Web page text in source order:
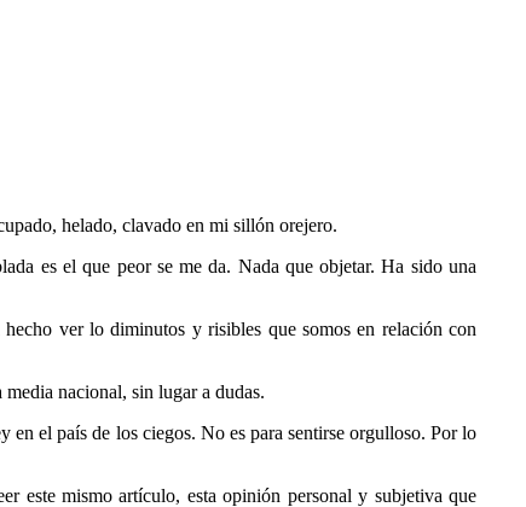
helado, clavado en mi sillón orejero.
es el que peor se me da. Nada que objetar. Ha sido una
ver lo diminutos y risibles que somos en relación con
nacional, sin lugar a dudas.
en el país de los ciegos. No es para sentirse orgulloso. Por lo
este mismo artículo, esta opinión personal y subjetiva que